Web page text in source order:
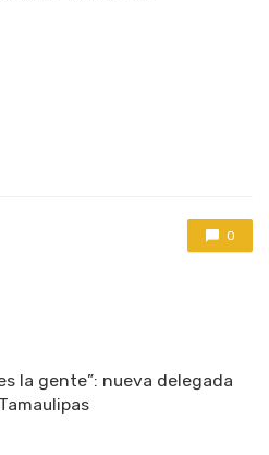
0
la gente”: nueva delegada